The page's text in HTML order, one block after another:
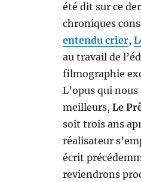
été dit sur ce
chroniques
entendu crier,
au travail de
filmographie
L’opus qui
meilleurs, Le
soit trois ans
réalisateur
écrit
reviendrons